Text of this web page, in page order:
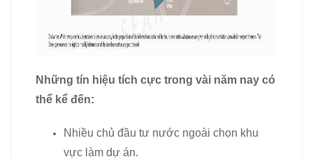
Những tín hiệu tích cực trong vài năm nay có
thể kể đến:
Nhiều chủ đầu tư nước ngoài chọn khu
vực làm dự án.